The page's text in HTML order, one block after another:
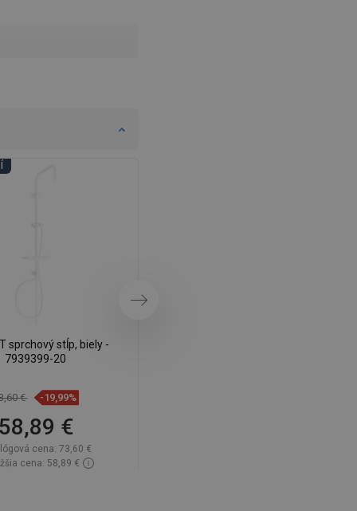
sprchový stĺp, biely -
7939399-20
€ -19,99%
58,89 €
cena: 73,60 €
cena: 58,89 €
Ďalej